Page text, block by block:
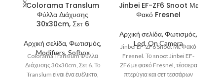
Colorama Translum
Φύλλα Διάχυσης
30x30cm, Σετ 6
Αρχική σελίδα, Φωτισμός,
Modifiers, Sofbox
Colorama Translum Φύλλα
Διάχυσης 30x30cm, Σετ 6. Το
Translum είναι ένα ευέλικτο,
Jinbei EF-ZF6 Snoot Με
Φακό Fresnel
Αρχική σελίδα, Φωτισμός,
Led, On Camera
Jinbei EF-ZF6 Snoot Με Φακό
Fresnel. Το snoot Jinbei EF-
ZF6 με φακό Fresnel, τέσσερα
πτερύγια και σετ τεσσάρων